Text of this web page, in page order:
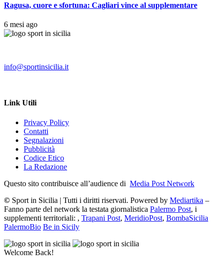
Ragusa, cuore e sfortuna: Cagliari vince al supplementare
6 mesi ago
info@sportinsicilia.it
Link Utili
Privacy Policy
Contatti
Segnalazioni
Pubblicità
Codice Etico
La Redazione
Questo sito contribuisce all’audience di Media Post Network
© Sport in Sicilia | Tutti i diritti riservati. Powered by Mediartika –
Fanno parte del network la testata giornalistica Palermo Post, i
supplementi territoriali: , Trapani Post, MeridioPost, BombaSicilia
PalermoBio Be in Sicily
Welcome Back!